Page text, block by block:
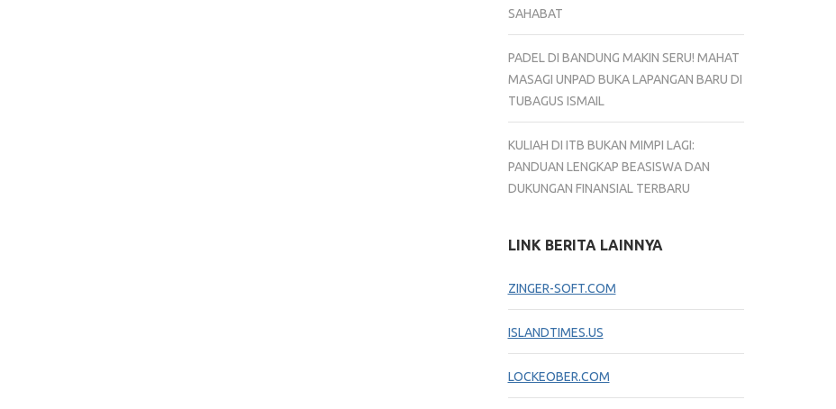
SAHABAT
PADEL DI BANDUNG MAKIN SERU! MAHAT
MASAGI UNPAD BUKA LAPANGAN BARU DI
TUBAGUS ISMAIL
KULIAH DI ITB BUKAN MIMPI LAGI:
PANDUAN LENGKAP BEASISWA DAN
DUKUNGAN FINANSIAL TERBARU
LINK BERITA LAINNYA
ZINGER-SOFT.COM
ISLANDTIMES.US
LOCKEOBER.COM